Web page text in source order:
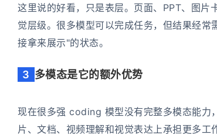
这里说的好看，只是表层。页面、PPT、图片
觉层级。很多模型可以完成任务，但结果经
接拿来展示"的状态。
3 多模态是它的额外优势
现在很多强 coding 模型没有完整多模态能力
片、文档、视频理解和视觉表达上承担更多工